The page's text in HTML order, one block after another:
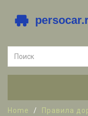
Home
Правила